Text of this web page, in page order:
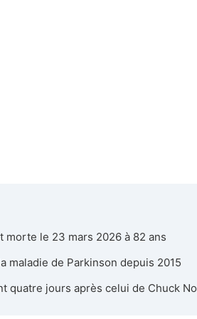
morte le 23 mars 2026 à 82 ans
maladie de Parkinson depuis 2015
quatre jours après celui de Chuck